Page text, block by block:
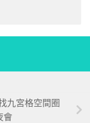
九宮格空間圈
會